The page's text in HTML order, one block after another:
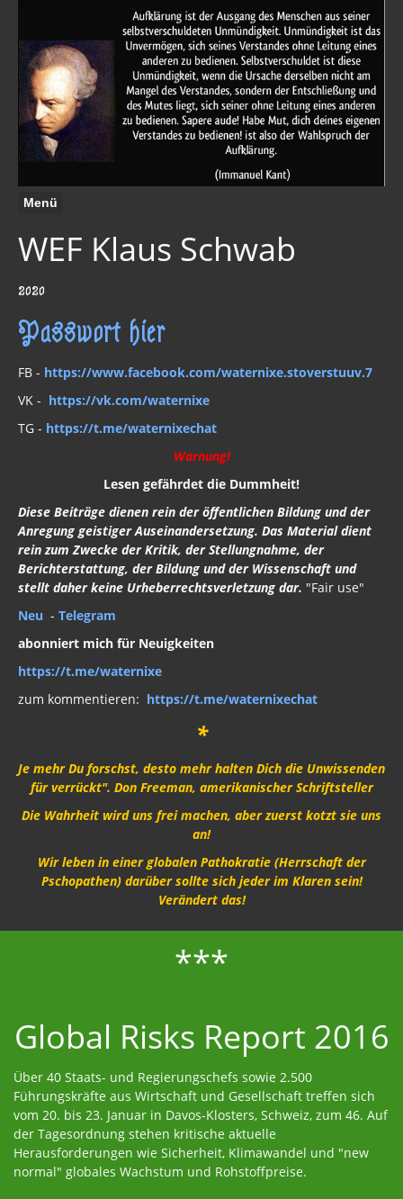
Menü
WEF Klaus Schwab
2020
Passwort hier
FB - https://www.facebook.com/waternixe.stoverstuuv.7
VK - https://vk.com/waternixe
TG - https://t.me/waternixechat
Warnung!
Lesen gefährdet die Dummheit!
Diese Beiträge dienen rein der öffentlichen Bildung und der
Anregung geistiger Auseinandersetzung. Das Material dient
rein zum Zwecke der Kritik, der Stellungnahme, der
Berichterstattung, der Bildung und der Wissenschaft und
stellt daher keine Urheberrechtsverletzung dar. "Fair use"
Neu - Telegram
abonniert mich für Neuigkeiten
https://t.me/waternixe
zum kommentieren: https://t.me/waternixechat
*
Je mehr Du forschst, desto mehr halten Dich die Unwissenden
für verrückt". Don Freeman, amerikanischer Schriftsteller
Die Wahrheit wird uns frei machen, aber zuerst kotzt sie uns
an!
Wir leben in einer globalen Pathokratie (Herrschaft der
Pschopathen) darüber sollte sich jeder im Klaren sein!
Verändert das!
***
Global Risks Report 2016
Über 40 Staats- und Regierungschefs sowie 2.500
Führungskräfte aus Wirtschaft und Gesellschaft treffen sich
vom 20. bis 23. Januar in Davos-Klosters, Schweiz, zum 46. Auf
der Tagesordnung stehen kritische aktuelle
Herausforderungen wie Sicherheit, Klimawandel und "new
normal" globales Wachstum und Rohstoffpreise.